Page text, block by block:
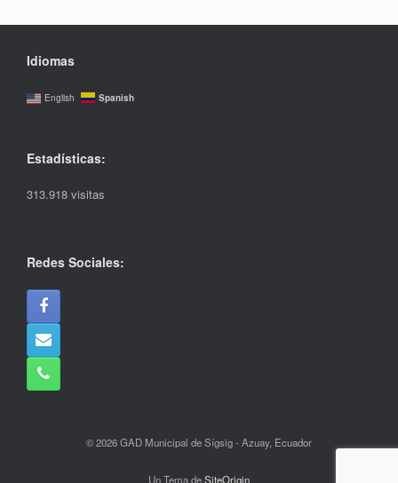
Idiomas
English Spanish
Estadísticas:
313.918 visitas
Redes Sociales:
© 2026 GAD Municipal de Sígsig - Azuay, Ecuador
Un Tema deSiteOrigin